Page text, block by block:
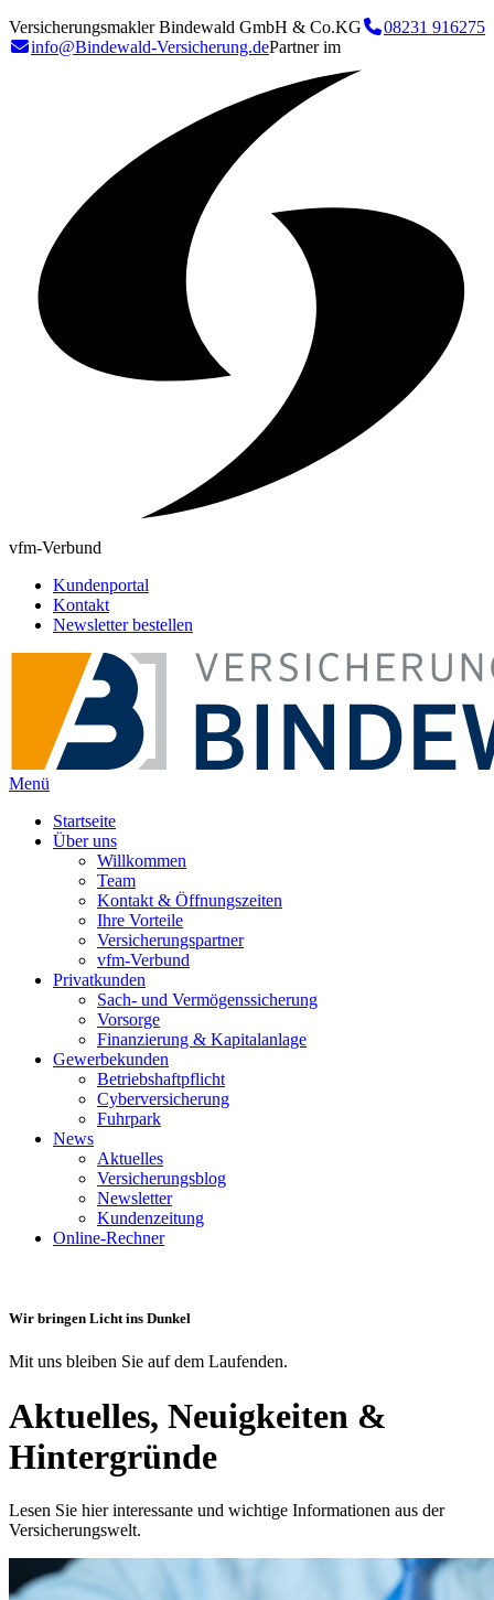
Versicherungsmakler Bindewald GmbH & Co.KG
08231 916275
info@Bindewald-Versicherung.dePartner im
vfm-Verbund
Kundenportal
Kontakt
Newsletter bestellen
Menü
Startseite
Über uns
Willkommen
Team
Kontakt & Öffnungszeiten
Ihre Vorteile
Versicherungspartner
vfm-Verbund
Privatkunden
Sach- und Vermögenssicherung
Vorsorge
Finanzierung & Kapitalanlage
Gewerbekunden
Betriebshaftpflicht
Cyberversicherung
Fuhrpark
News
Aktuelles
Versicherungsblog
Newsletter
Kundenzeitung
Online-Rechner
Wir bringen Licht ins Dunkel
Mit uns bleiben Sie auf dem Laufenden.
Aktuelles, Neuigkeiten &
Hintergründe
Lesen Sie hier interessante und wichtige Informationen aus der
Versicherungswelt.